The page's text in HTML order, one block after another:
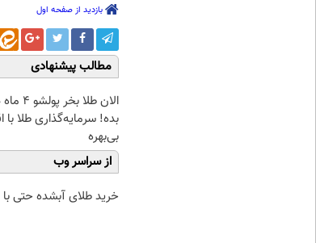
بازدید از صفحه اول
مطالب پیشنهادی
الان طلا
بده! سرمایه‌گذاری طلا با
بی‌بهره
از سراسر وب
خرید طلای آبشده حتی با ۱۰۰هزارتومان